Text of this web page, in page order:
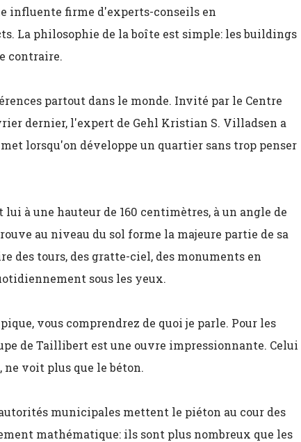
influente firme d'experts-conseils en
La philosophie de la boîte est simple: les buildings
contraire.
partout dans le monde. Invité par le Centre
dernier, l'expert de Gehl Kristian S. Villadsen a
lorsqu'on développe un quartier sans trop penser
à une hauteur de 160 centimètres, à un angle de
au niveau du sol forme la majeure partie de sa
des tours, des gratte-ciel, des monuments en
sous les yeux.
vous comprendrez de quoi je parle. Pour les
de Taillibert est une ouvre impressionnante. Celui
voit plus que le béton.
municipales mettent le piéton au cour des
mathématique: ils sont plus nombreux que les